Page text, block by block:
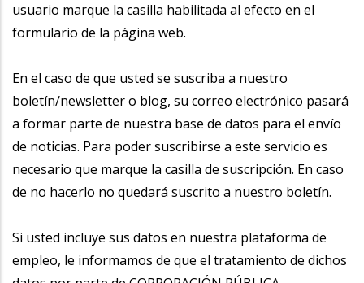
usuario marque la casilla habilitada al efecto en el
formulario de la página web.
En el caso de que usted se suscriba a nuestro
boletín/newsletter o blog, su correo electrónico pasará
a formar parte de nuestra base de datos para el envío
de noticias. Para poder suscribirse a este servicio es
necesario que marque la casilla de suscripción. En caso
de no hacerlo no quedará suscrito a nuestro boletín.
Si usted incluye sus datos en nuestra plataforma de
empleo, le informamos de que el tratamiento de dichos